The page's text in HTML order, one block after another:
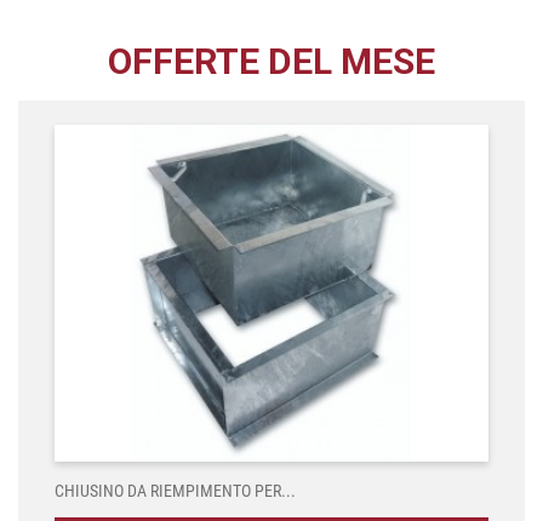
OFFERTE DEL MESE
CHIUSINO DA RIEMPIMENTO PER...